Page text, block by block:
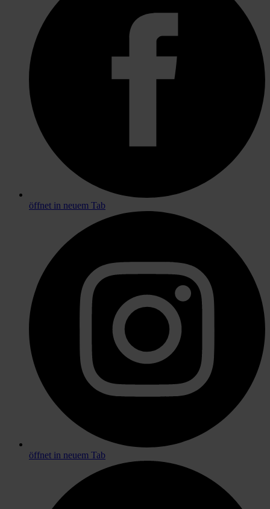
öffnet in neuem Tab
öffnet in neuem Tab